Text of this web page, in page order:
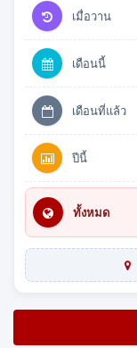
เมื่อวาน
เดือนนี้
เดือนที่แล้ว
ปีนี้
ทั้งหมด